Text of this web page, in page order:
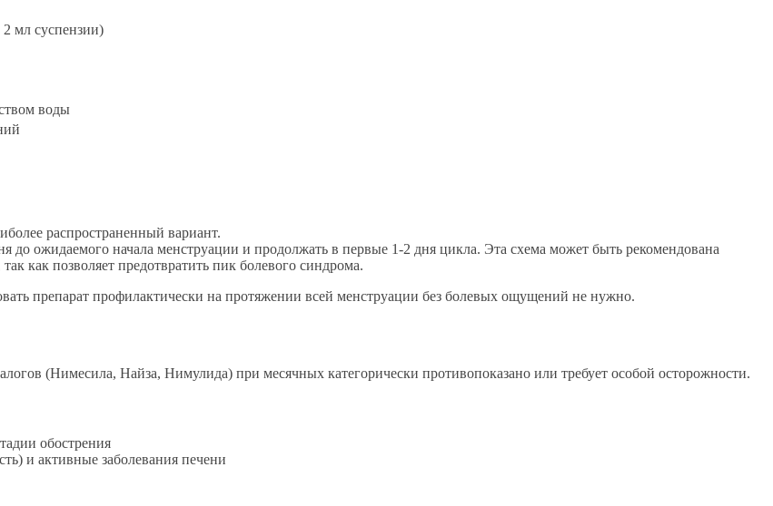
2 мл суспензии)
воды
распространенный вариант.
до ожидаемого начала менструации и продолжать в первые 1-2 дня цикла. Эта схема может быть рекомендована
как позволяет предотвратить пик болевого синдрома.
препарат профилактически на протяжении всей менструации без болевых ощущений не нужно.
(Нимесила, Найза, Нимулида) при месячных категорически противопоказано или требует особой осторожности.
обострения
и активные заболевания печени